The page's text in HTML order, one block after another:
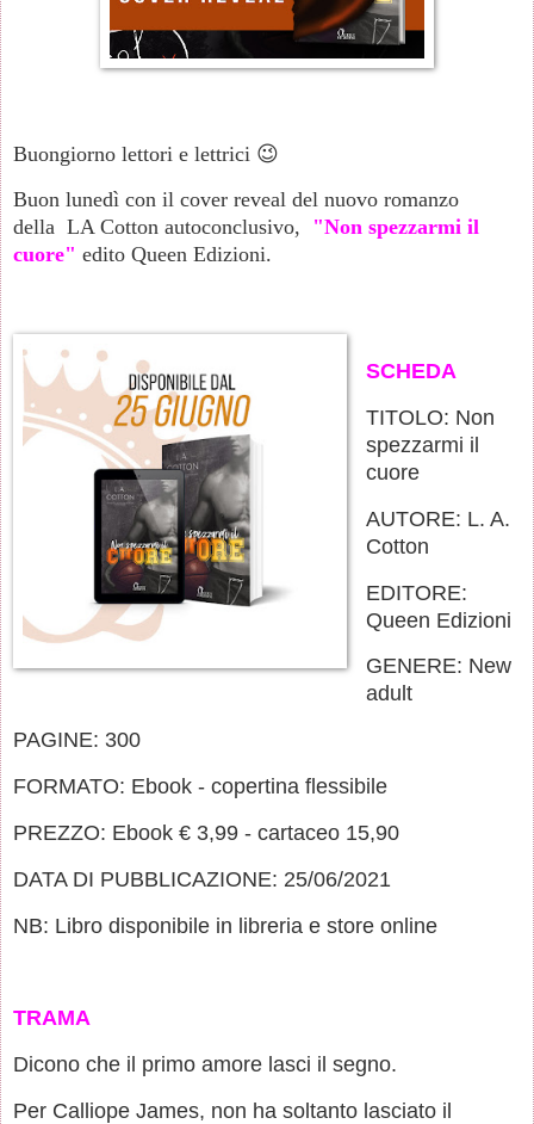
Buongiorno lettori e lettrici 😉
Buon lunedì con il cover reveal del nuovo romanzo
della LA Cotton autoconclusivo,
"Non spezzarmi il
cuore" edito Queen Edizioni.
SCHEDA
TITOLO: Non
spezzarmi il
cuore
AUTORE: L. A.
Cotton
EDITORE:
Queen Edizioni
GENERE: New
adult
PAGINE: 300
FORMATO: Ebook - copertina flessibile
PREZZO: Ebook € 3,99 - cartaceo 15,90
DATA DI PUBBLICAZIONE: 25/06/2021
NB: Libro disponibile in libreria e store online
TRAMA
Dicono che il primo amore lasci il segno.
Per Calliope James, non ha soltanto lasciato il